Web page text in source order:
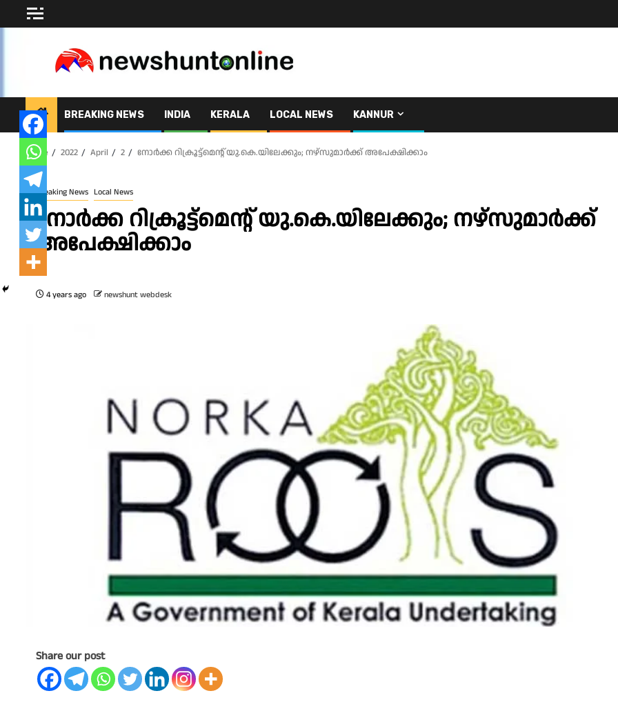
to
BREAKING NEWS INDIA KERALA LOCAL NEWS KANNUR
Home 2022 April 2 നോർക്ക റിക്രൂട്ട്മെന്റ് യു.കെ.യിലേക്കും; നഴ്സുമാർക്ക് അപേക്ഷിക്കാം
Breaking News Local News
നോർക്ക റിക്രൂട്ട്മെന്റ് യു.കെ.യിലേക്കും; നഴ്സുമാർക്ക്
അപേക്ഷിക്കാം
4 years ago newshunt webdesk
Share our post